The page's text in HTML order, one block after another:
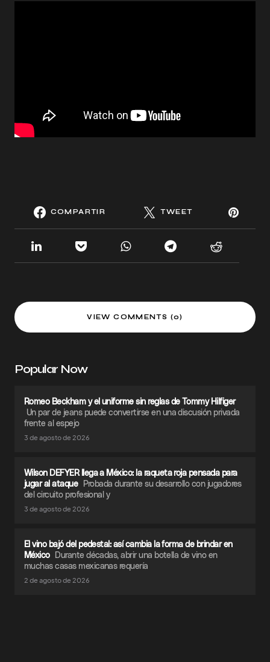
COMPARTIR TWEET
VIEW COMMENTS (0)
Popular Now
Romeo Beckham y el uniforme sin reglas de Tommy Hilfiger
Un par de jeans puede convertirse en una discusión privada
frente al espejo
3 de agosto de 2026
Wilson DEFYER llega a México: la raqueta roja pensada para
jugar al ataque Probada durante su desarrollo con jugadores
del circuito profesional y
3 de agosto de 2026
El vino bajó del pedestal: así cambia la forma de brindar en
México Durante décadas, abrir una botella de vino en
muchas casas mexicanas requería
2 de agosto de 2026